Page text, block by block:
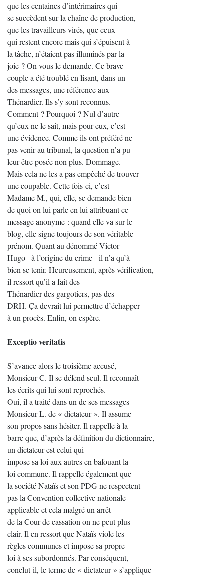
que les centaines d’intérimaires qui
se succèdent sur la chaîne de production,
que les travailleurs virés, que ceux
qui restent encore mais qui s’épuisent à
la tâche, n’étaient pas illuminés par la
joie ? On vous le demande. Ce brave
couple a été troublé en lisant, dans un
des messages, une référence aux
Thénardier. Ils s’y sont reconnus.
Comment ? Pourquoi ? Nul d’autre
qu’eux ne le sait, mais pour eux, c’est
une évidence. Comme ils ont préféré ne
pas venir au tribunal, la question n’a pu
leur être posée non plus. Dommage.
Mais cela ne les a pas empêché de trouver
une coupable. Cette fois-ci, c’est
Madame M., qui, elle, se demande bien
de quoi on lui parle en lui attribuant ce
message anonyme : quand elle va sur le
blog, elle signe toujours de son véritable
prénom. Quant au dénommé Victor
Hugo –à l’origine du crime - il n’a qu’à
bien se tenir. Heureusement, après vérification,
il ressort qu’il a fait des
Thénardier des gargotiers, pas des
DRH. Ça devrait lui permettre d’échapper
à un procès. Enfin, on espère.
Exceptio veritatis
S’avance alors le troisième accusé,
Monsieur C. Il se défend seul. Il reconnaît
les écrits qui lui sont reprochés.
Oui, il a traité dans un de ses messages
Monsieur L. de « dictateur ». Il assume
son propos sans hésiter. Il rappelle à la
barre que, d’après la définition du dictionnaire,
un dictateur est celui qui
impose sa loi aux autres en bafouant la
loi commune. Il rappelle également que
la société Nataïs et son PDG ne respectent
pas la Convention collective nationale
applicable et cela malgré un arrêt
de la Cour de cassation on ne peut plus
clair. Il en ressort que Nataïs viole les
règles communes et impose sa propre
loi à ses subordonnés. Par conséquent,
conclut-il, le terme de « dictateur » s’applique